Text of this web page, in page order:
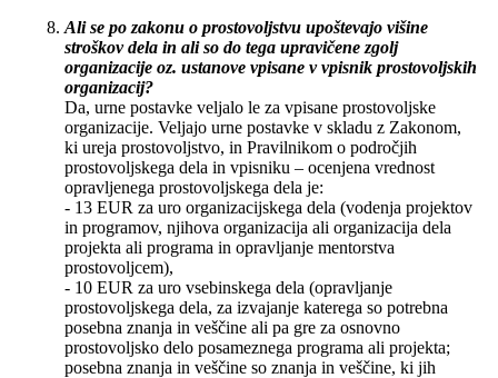
Ali se po zakonu o prostovoljstvu upoštevajo višine
stroškov dela in ali so do tega upravičene zgolj
organizacije oz. ustanove vpisane v vpisnik prostovoljskih
organizacij?
Da, urne postavke veljalo le za vpisane prostovoljske
organizacije. Veljajo urne postavke v skladu z Zakonom,
ki ureja prostovoljstvo, in Pravilnikom o področjih
prostovoljskega dela in vpisniku – ocenjena vrednost
opravljenega prostovoljskega dela je:
- 13 EUR za uro organizacijskega dela (vodenja projektov
in programov, njihova organizacija ali organizacija dela
projekta ali programa in opravljanje mentorstva
prostovoljcem),
- 10 EUR za uro vsebinskega dela (opravljanje
prostovoljskega dela, za izvajanje katerega so potrebna
posebna znanja in veščine ali pa gre za osnovno
prostovoljsko delo posameznega programa ali projekta;
posebna znanja in veščine so znanja in veščine, ki jih